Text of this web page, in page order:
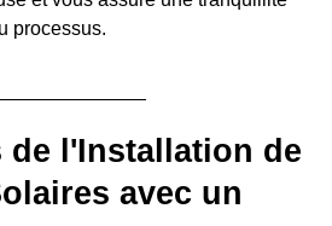
processus.
de l'Installation de
avec un